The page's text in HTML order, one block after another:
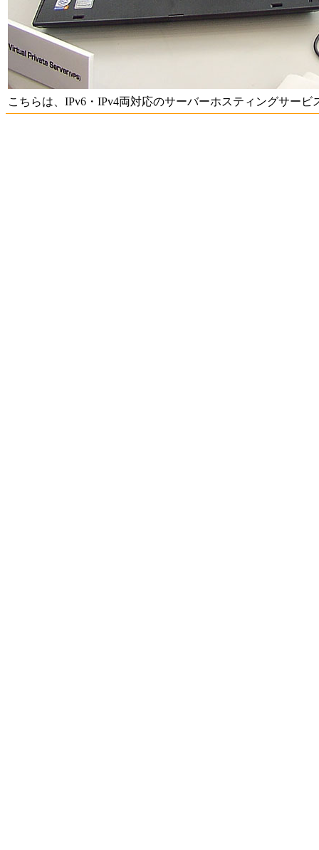
こちらは、IPv6・IPv4両対応のサーバーホスティングサービ